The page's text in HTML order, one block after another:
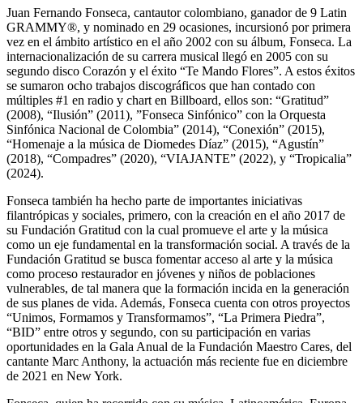
Juan Fernando Fonseca, cantautor colombiano, ganador de 9 Latin
GRAMMY®, y nominado en 29 ocasiones, incursionó por primera
vez en el ámbito artístico en el año 2002 con su álbum, Fonseca. La
internacionalización de su carrera musical llegó en 2005 con su
segundo disco Corazón y el éxito “Te Mando Flores”. A estos éxitos
se sumaron ocho trabajos discográficos que han contado con
múltiples #1 en radio y chart en Billboard, ellos son: “Gratitud”
(2008), “Ilusión” (2011), ”Fonseca Sinfónico” con la Orquesta
Sinfónica Nacional de Colombia” (2014), “Conexión” (2015),
“Homenaje a la música de Diomedes Díaz” (2015), “Agustín”
(2018), “Compadres” (2020), “VIAJANTE” (2022), y “Tropicalia”
(2024).
Fonseca también ha hecho parte de importantes iniciativas
filantrópicas y sociales, primero, con la creación en el año 2017 de
su Fundación Gratitud con la cual promueve el arte y la música
como un eje fundamental en la transformación social. A través de la
Fundación Gratitud se busca fomentar acceso al arte y la música
como proceso restaurador en jóvenes y niños de poblaciones
vulnerables, de tal manera que la formación incida en la generación
de sus planes de vida. Además, Fonseca cuenta con otros proyectos
“Unimos, Formamos y Transformamos”, “La Primera Piedra”,
“BID” entre otros y segundo, con su participación en varias
oportunidades en la Gala Anual de la Fundación Maestro Cares, del
cantante Marc Anthony, la actuación más reciente fue en diciembre
de 2021 en New York.